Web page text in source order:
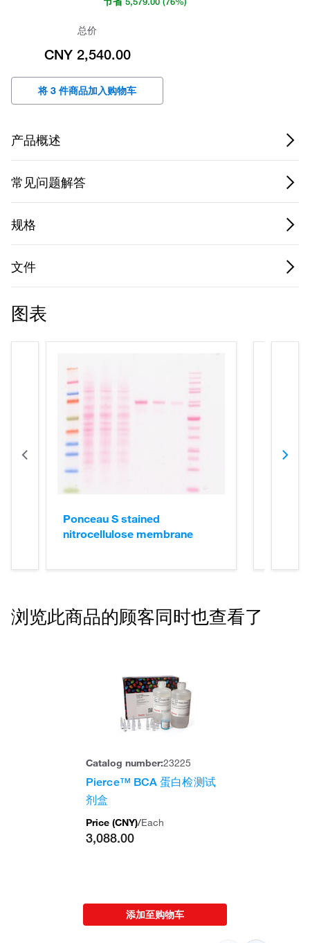
总价
CNY 2,540.00
将 3 件商品加入购物车
产品概述
常见问题解答
规格
文件
图表
Ponceau S stained
nitrocellulose membrane
浏览此商品的顾客同时也查看了
Catalog number:23225
Pierce™ BCA 蛋白检测试
剂盒
Price (CNY)/Each
3,088.00
添加至购物车